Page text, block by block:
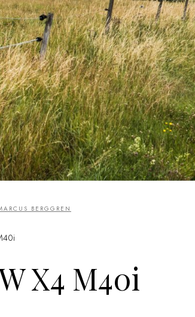
BERGGREN
X4 M40i